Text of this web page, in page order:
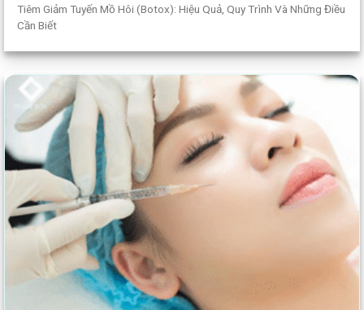
Tiêm Giảm Tuyến Mồ Hôi (Botox): Hiệu Quả, Quy Trình Và Những Điều
Cần Biết